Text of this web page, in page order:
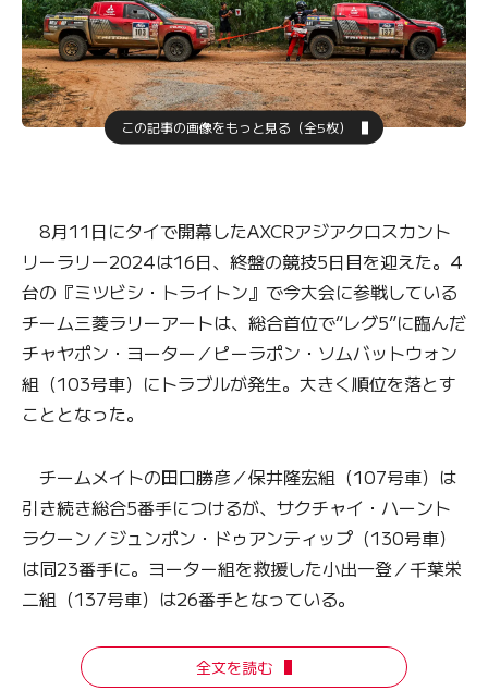
この記事の画像をもっと見る（全5枚）
8月11日にタイで開幕したAXCRアジアクロスカント
リーラリー2024は16日、終盤の競技5日目を迎えた。4
台の『ミツビシ・トライトン』で今大会に参戦している
チーム三菱ラリーアートは、総合首位で“レグ5”に臨んだ
チャヤポン・ヨーター／ピーラポン・ソムバットウォン
組（103号車）にトラブルが発生。大きく順位を落とす
こととなった。
チームメイトの田口勝彦／保井隆宏組（107号車）は
引き続き総合5番手につけるが、サクチャイ・ハーント
ラクーン／ジュンポン・ドゥアンティップ（130号車）
は同23番手に。ヨーター組を救援した小出一登／千葉栄
二組（137号車）は26番手となっている。
全文を読む